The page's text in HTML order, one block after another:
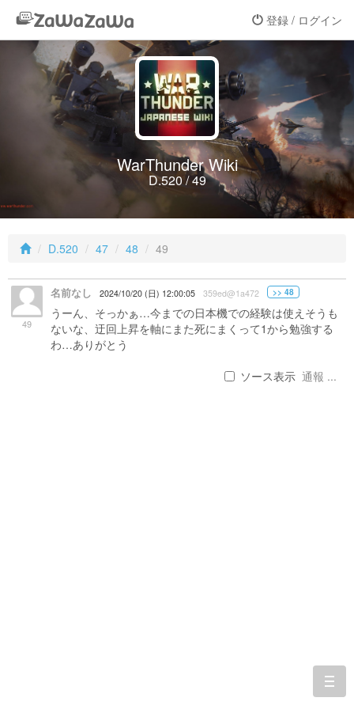
登録 / ログイン
WarThunder Wiki
D.520 / 49
D.520 47 48 49
49
名前なし 2024/10/20 (日) 12:00:05 359ed@1a472 >> 48
うーん、そっかぁ…今までの日本機での経験は使えそうも
ないな、迂回上昇を軸にまた死にまくって1から勉強する
わ…ありがとう
ソース表示 通報 ...